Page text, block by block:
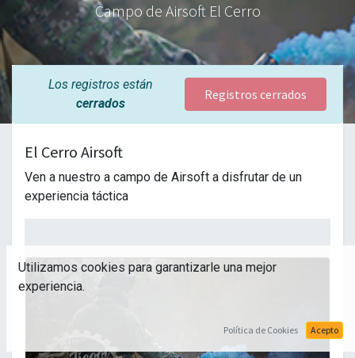
Campo de Airsoft El Cerro
Los registros están
cerrados
Registros cerrados
El Cerro Airsoft
Ven a nuestro a campo de Airsoft a disfrutar de un
experiencia táctica
Utilizamos cookies para garantizarle una mejor
experiencia.
Política de Cookies Acepto